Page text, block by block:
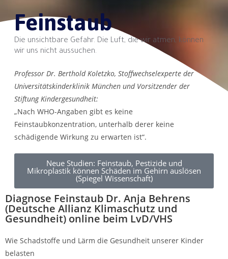
Feinstaub
Die unsichtbare Gefahr. Die Luft, die wir atmen, können
wir uns nicht aussuchen.
Professor Dr. Berthold Koletzko, Stoffwechselexperte der
Universitätskinderklinik München und Vorsitzender der
Stiftung Kindergesundheit:
„Nach WHO-Angaben gibt es keine
Feinstaubkonzentration, unterhalb derer keine
schädigende Wirkung zu erwarten ist“.
Neue Studien: Feinstaub, Pestizide und
Mikroplastik können Schäden im Gehirn auslösen
(Spiegel Wissenschaft)
Diagnose Feinstaub Dr. Anja Behrens
(Deutsche Allianz Klimaschutz und
Gesundheit) online beim LvD/VHS
Wie Schadstoffe und Lärm die Gesundheit unserer Kinder
belasten